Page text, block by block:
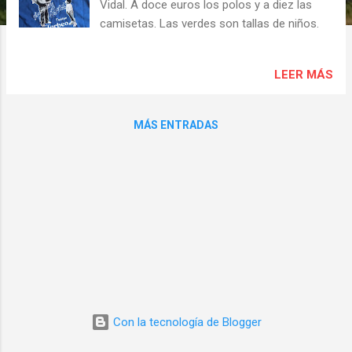
Vidal. A doce euros los polos y a diez las
camisetas. Las verdes son tallas de niños.
LEER MÁS
MÁS ENTRADAS
Con la tecnología de Blogger